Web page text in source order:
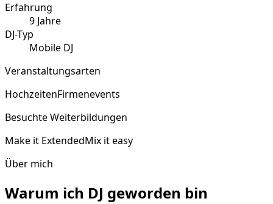
Erfahrung
9 Jahre
DJ-Typ
Mobile DJ
Veranstaltungsarten
HochzeitenFirmenevents
Besuchte Weiterbildungen
Make it ExtendedMix it easy
Über mich
Warum ich DJ geworden bin